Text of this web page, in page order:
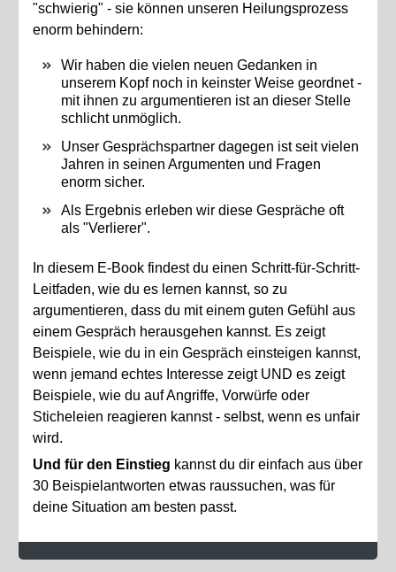
"schwierig" - sie können unseren Heilungsprozess
enorm behindern:
Wir haben die vielen neuen Gedanken in
unserem Kopf noch in keinster Weise geordnet -
mit ihnen zu argumentieren ist an dieser Stelle
schlicht unmöglich.
Unser Gesprächspartner dagegen ist seit vielen
Jahren in seinen Argumenten und Fragen
enorm sicher.
Als Ergebnis erleben wir diese Gespräche oft
als "Verlierer".
In diesem E-Book findest du einen Schritt-für-Schritt-
Leitfaden, wie du es lernen kannst, so zu
argumentieren, dass du mit einem guten Gefühl aus
einem Gespräch herausgehen kannst. Es zeigt
Beispiele, wie du in ein Gespräch einsteigen kannst,
wenn jemand echtes Interesse zeigt UND es zeigt
Beispiele, wie du auf Angriffe, Vorwürfe oder
Sticheleien reagieren kannst - selbst, wenn es unfair
wird.
Und für den Einstieg kannst du dir einfach aus über
30 Beispielantworten etwas raussuchen, was für
deine Situation am besten passt.